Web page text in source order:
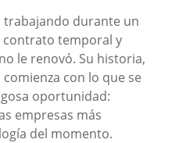
trabajando durante un
contrato temporal y
le renovó. Su historia,
comienza con lo que se
oportunidad:
empresas más
del momento.